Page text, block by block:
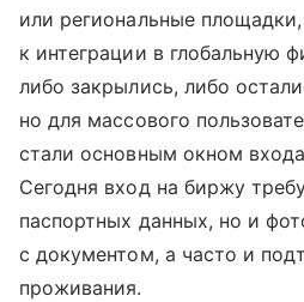
или региональные
к интеграции в глобальную
либо закрылись, либо
но для массового
стали основным окном
Сегодня вход на биржу
паспортных данных, но и
с документом, а часто и
проживания.